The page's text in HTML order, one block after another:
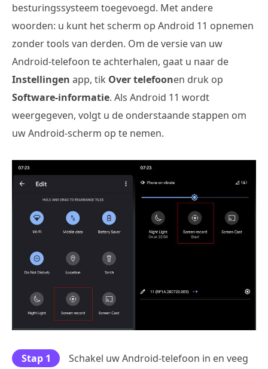
besturingssysteem toegevoegd. Met andere
woorden: u kunt het scherm op Android 11 opnemen
zonder tools van derden. Om de versie van uw
Android-telefoon te achterhalen, gaat u naar de
Instellingen app, tik Over telefoonen druk op
Software-informatie. Als Android 11 wordt
weergegeven, volgt u de onderstaande stappen om
uw Android-scherm op te nemen.
Stap 1
Schakel uw Android-telefoon in en veeg